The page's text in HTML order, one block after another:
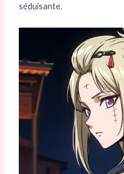
séduisante.